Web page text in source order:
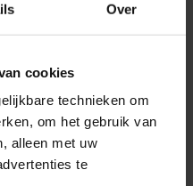
Over
cookies
technieken om
om het gebruik van
alleen met uw
te
Huisven in de Groote
met ons